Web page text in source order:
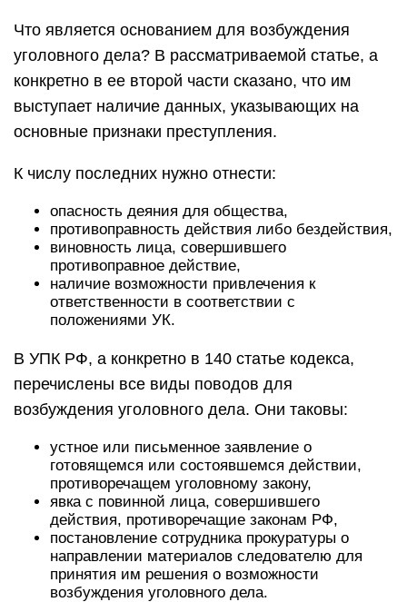
Что является основанием для возбуждения
уголовного дела? В рассматриваемой статье, а
конкретно в ее второй части сказано, что им
выступает наличие данных, указывающих на
основные признаки преступления.
К числу последних нужно отнести:
опасность деяния для общества,
противоправность действия либо бездействия,
виновность лица, совершившего
противоправное действие,
наличие возможности привлечения к
ответственности в соответствии с
положениями УК.
В УПК РФ, а конкретно в 140 статье кодекса,
перечислены все виды поводов для
возбуждения уголовного дела. Они таковы:
устное или письменное заявление о
готовящемся или состоявшемся действии,
противоречащем уголовному закону,
явка с повинной лица, совершившего
действия, противоречащие законам РФ,
постановление сотрудника прокуратуры о
направлении материалов следователю для
принятия им решения о возможности
возбуждения уголовного дела.